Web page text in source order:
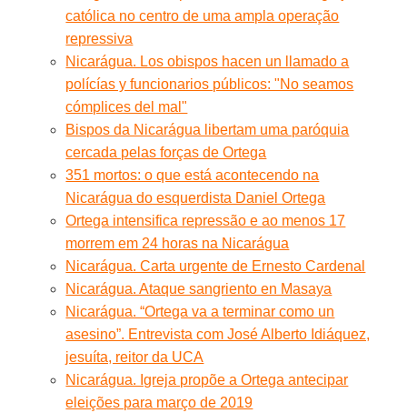
católica no centro de uma ampla operação
repressiva
Nicarágua. Los obispos hacen un llamado a
polícías y funcionarios públicos: "No seamos
cómplices del mal"
Bispos da Nicarágua libertam uma paróquia
cercada pelas forças de Ortega
351 mortos: o que está acontecendo na
Nicarágua do esquerdista Daniel Ortega
Ortega intensifica repressão e ao menos 17
morrem em 24 horas na Nicarágua
Nicarágua. Carta urgente de Ernesto Cardenal
Nicarágua. Ataque sangriento en Masaya
Nicarágua. “Ortega va a terminar como un
asesino”. Entrevista com José Alberto Idiáquez,
jesuíta, reitor da UCA
Nicarágua. Igreja propõe a Ortega antecipar
eleições para março de 2019